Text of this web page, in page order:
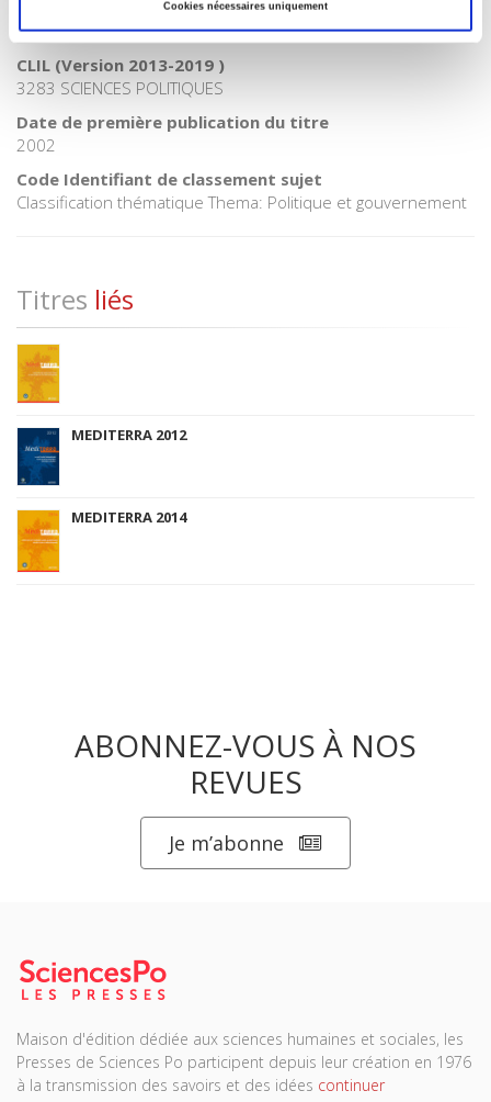
Cookies nécessaires uniquement
Code publique Onix
06 Professionnel et académique
CLIL (Version 2013-2019 )
3283 SCIENCES POLITIQUES
Date de première publication du titre
2002
Code Identifiant de classement sujet
Classification thématique Thema: Politique et gouvernement
Titres liés
MEDITERRA 2012
MEDITERRA 2014
ABONNEZ-VOUS À NOS
REVUES
Je m’abonne
Maison d'édition dédiée aux sciences humaines et sociales, les
Presses de Sciences Po participent depuis leur création en 1976
à la transmission des savoirs et des idées continuer